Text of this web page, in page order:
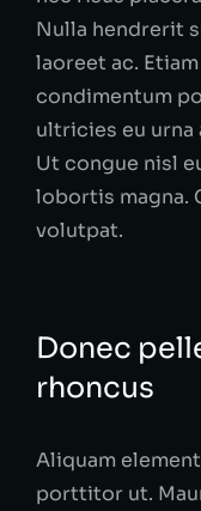
Nulla hendrerit
laoreet ac.
condimentum
ultricies eu urna
Ut congue nisl
lobortis magna.
volutpat.
Donec
rhoncus
Aliquam
porttitor ut.